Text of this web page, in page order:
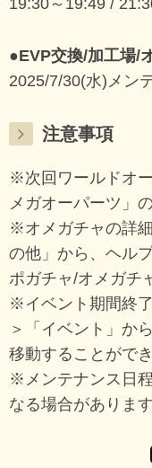
●EVP交換/加工場/
2025/7/30(水)メン
注意事項
※次回ワールドオ
メガオーパーツ」
※オメガチャの詳
の他」から、ヘル
ポガチャ/オメガチ
※イベント期間終
＞「イベント」か
移動することができ
※メンテナンス日
なる場合があります